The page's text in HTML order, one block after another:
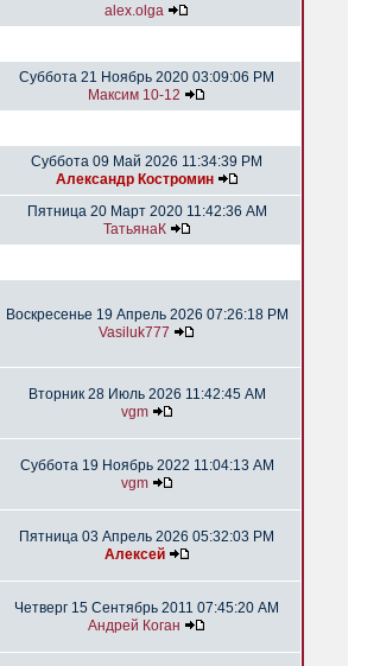
alex.olga
Суббота 21 Ноябрь 2020 03:09:06 PM
Максим 10-12
Суббота 09 Май 2026 11:34:39 PM
Александр Костромин
Пятница 20 Март 2020 11:42:36 AM
ТатьянаК
Воскресенье 19 Апрель 2026 07:26:18 PM
Vasiluk777
Вторник 28 Июль 2026 11:42:45 AM
vgm
Суббота 19 Ноябрь 2022 11:04:13 AM
vgm
Пятница 03 Апрель 2026 05:32:03 PM
Алексей
Четверг 15 Сентябрь 2011 07:45:20 AM
Андрей Коган